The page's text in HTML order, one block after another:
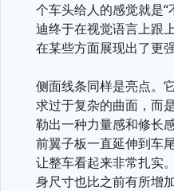
个车头给人的感觉就是
迪终于在视觉语言上跟
在某些方面展现出了更
侧面线条同样是亮点。
求过于复杂的曲面，而
勒出一种力量感和修长
前翼子板一直延伸到车
让整车看起来非常扎实
身尺寸也比之前有所增